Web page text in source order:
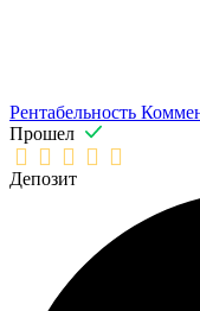
Рентабельность
Прошел
Депозит